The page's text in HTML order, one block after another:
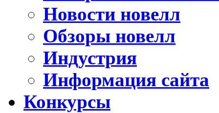
Новости новелл
Обзоры новелл
Индустрия
Информация сайта
Конкурсы